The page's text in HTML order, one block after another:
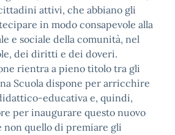
attivi, che abbiano gli
in modo consapevole alla
e sociale della comunità, nel
dei diritti e dei doveri.
rientra a pieno titolo tra gli
Scuola dispone per arricchire
educativa e, quindi,
per inaugurare questo nuovo
non quello di premiare gli